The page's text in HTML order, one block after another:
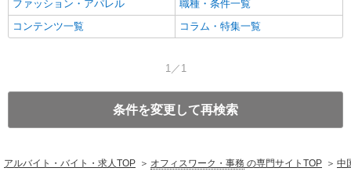
ファッション・アパレル
職種・条件一覧
コンテンツ一覧
コラム・特集一覧
1／1
条件を変更して再検索
アルバイト・バイト・求人TOP オフィスワーク・事務 の専門サイトTOP 中